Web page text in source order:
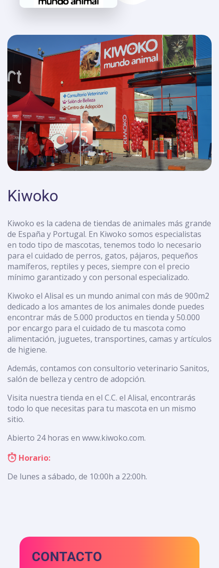
Kiwoko
Kiwoko es la cadena de tiendas de animales más grande
de España y Portugal. En Kiwoko somos especialistas
en todo tipo de mascotas, tenemos todo lo necesario
para el cuidado de perros, gatos, pájaros, pequeños
mamíferos, reptiles y peces, siempre con el precio
mínimo garantizado y con personal especializado.
Kiwoko el Alisal es un mundo animal con más de 900m2
dedicado a los amantes de los animales donde puedes
encontrar más de 5.000 productos en tienda y 50.000
por encargo para el cuidado de tu mascota como
alimentación, juguetes, transportines, camas y artículos
de higiene.
Además, contamos con consultorio veterinario Sanitos,
salón de belleza y centro de adopción.
Visita nuestra tienda en el C.C. el Alisal, encontrarás
todo lo que necesitas para tu mascota en un mismo
sitio.
Abierto 24 horas en www.kiwoko.com.
Horario:
De lunes a sábado, de 10:00h a 22:00h.
CONTACTO